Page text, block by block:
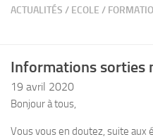
ACTUALITES
INFOS CNV
Bienvenue
Contacts
Documents utiles
ACTUALITÉS / ECOLE /
Informations sorties
19 avril 2020
Bonjour à tous,
Vous vous en doutez, suite